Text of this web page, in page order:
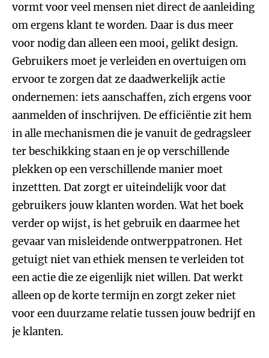
vormt voor veel mensen niet direct de aanleiding
om ergens klant te worden. Daar is dus meer
voor nodig dan alleen een mooi, gelikt design.
Gebruikers moet je verleiden en overtuigen om
ervoor te zorgen dat ze daadwerkelijk actie
ondernemen: iets aanschaffen, zich ergens voor
aanmelden of inschrijven. De efficiëntie zit hem
in alle mechanismen die je vanuit de gedragsleer
ter beschikking staan en je op verschillende
plekken op een verschillende manier moet
inzettten. Dat zorgt er uiteindelijk voor dat
gebruikers jouw klanten worden. Wat het boek
verder op wijst, is het gebruik en daarmee het
gevaar van misleidende ontwerppatronen. Het
getuigt niet van ethiek mensen te verleiden tot
een actie die ze eigenlijk niet willen. Dat werkt
alleen op de korte termijn en zorgt zeker niet
voor een duurzame relatie tussen jouw bedrijf en
je klanten.